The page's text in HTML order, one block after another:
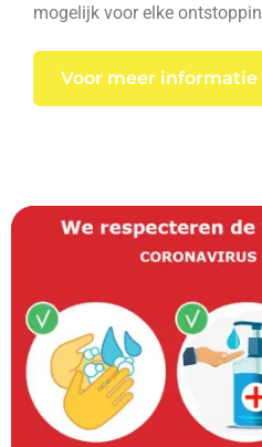
mogelijk voor elke
Voor meer informatie